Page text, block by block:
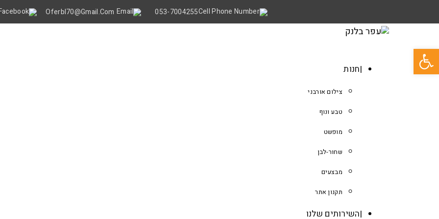
053-7004255
Oferbl70@gmail.Com
חנות
צילום אורבני
טבע ונוף
מופשט
שחור-לבן
מבצעים
תקנון אתר
השירותים שלנו
פתח סרגל נגישות